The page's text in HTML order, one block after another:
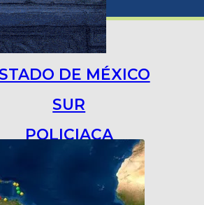
ANIMALES
DE MÉXICO
SUR
POLICIACA
INTERNACIONAL